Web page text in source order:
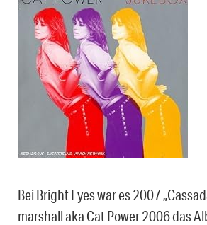
Bei Bright Eyes war es 2007
marshall aka Cat Power 2006 das